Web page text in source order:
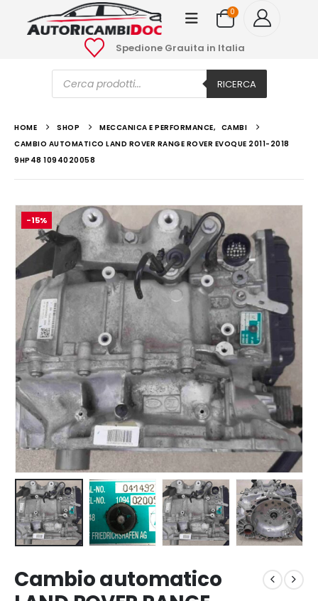
0
Spedione Grauita in Italia
Ricerca
prodotti RICERCA
HOME SHOP MECCANICA E PERFORMANCE, CAMBI
CAMBIO AUTOMATICO LAND ROVER RANGE ROVER EVOQUE 2011-2018
9HP48 1094020058
-15%
Cambio automatico